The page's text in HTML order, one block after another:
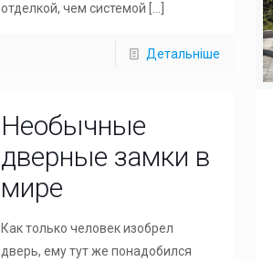
отделкой, чем системой
Детальніше
Необычные
дверные замки в
мире
Как только человек изобрел
дверь, ему тут же понадобился